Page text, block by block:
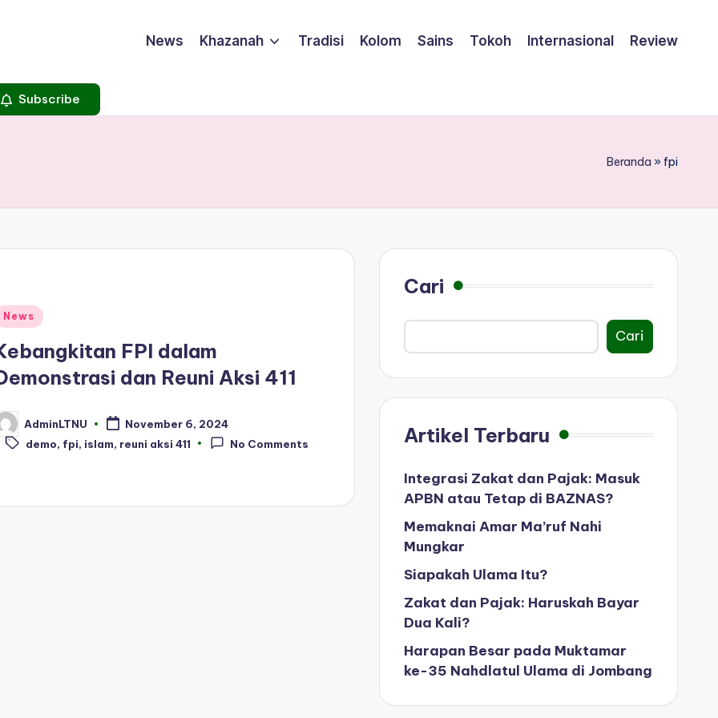
News Khazanah Tradisi Kolom Sains Tokoh Internasional Review
Subscribe
Beranda » fpi
News
FPI dalam
dan Reuni Aksi 411
AdminLTNU November 6, 2024
Tags:
demo, fpi, islam, reuni aksi 411 No Comments
Cari
Cari
Artikel Terbaru
Integrasi Zakat dan Pajak: Masuk
APBN atau Tetap di BAZNAS?
Memaknai Amar Ma’ruf Nahi
Mungkar
Siapakah Ulama Itu?
Zakat dan Pajak: Haruskah Bayar
Dua Kali?
Harapan Besar pada Muktamar
ke-35 Nahdlatul Ulama di Jombang